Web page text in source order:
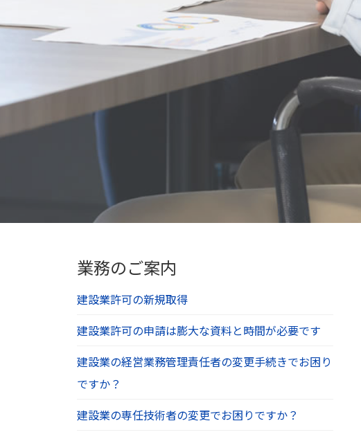
業務のご案内
建設業許可の新規取得
建設業許可の申請は膨大な資料と時間が必要です
建設業の経営業務管理責任者の変更手続きでお困り
ですか？
建設業の専任技術者の変更でお困りですか？